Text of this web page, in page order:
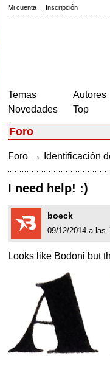
Mi cuenta | Inscripción
Temas
Novedades
Autores
Top
Foro
Foro → Identificación
I need help! :)
boeck
09/12/2014 a las
Looks like Bodoni but